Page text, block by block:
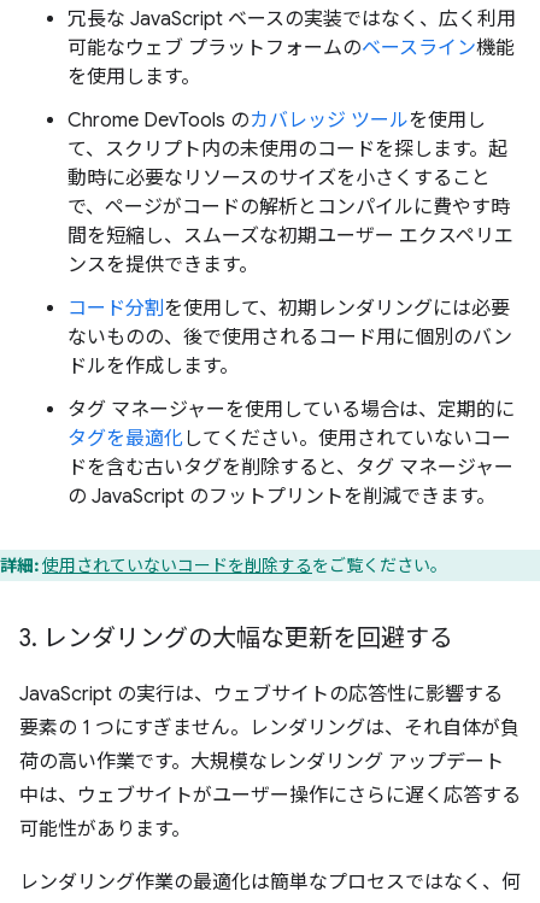
冗長な JavaScript ベースの実装ではなく、広く利用
可能なウェブ プラットフォームのベースライン機能
を使用します。
Chrome DevTools のカバレッジ ツールを使用し
て、スクリプト内の未使用のコードを探します。起
動時に必要なリソースのサイズを小さくすること
で、ページがコードの解析とコンパイルに費やす時
間を短縮し、スムーズな初期ユーザー エクスペリエ
ンスを提供できます。
コード分割を使用して、初期レンダリングには必要
ないものの、後で使用されるコード用に個別のバン
ドルを作成します。
タグ マネージャーを使用している場合は、定期的に
タグを最適化 してください。使用されていないコー
ドを含む古いタグを削除すると、タグ マネージャー
の JavaScript のフットプリントを削減できます。
詳細:使用されていないコードを削除するをご覧ください。
3. レンダリングの大幅な更新を回避する
JavaScript の実行は、ウェブサイトの応答性に影響する
要素の 1 つにすぎません。レンダリングは、それ自体が負
荷の高い作業です。大規模なレンダリング アップデート
中は、ウェブサイトがユーザー操作にさらに遅く応答する
可能性があります。
レンダリング作業の最適化は簡単なプロセスではなく、何